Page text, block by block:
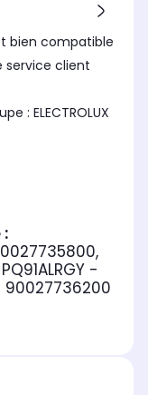
bien compatible
service client
-
90027736200